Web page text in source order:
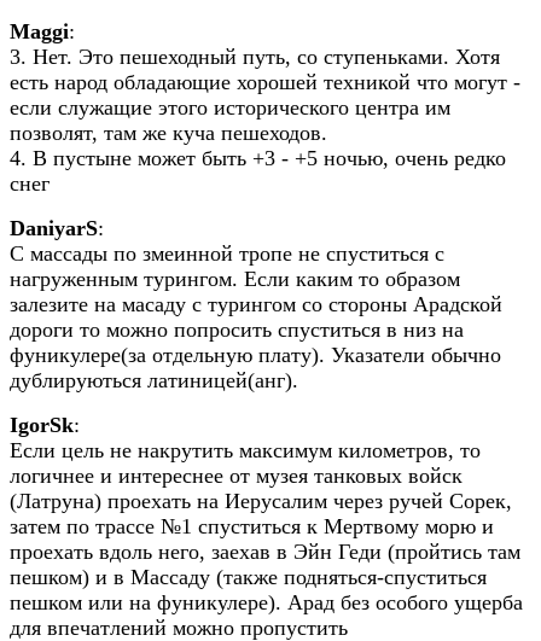
Maggi:
3. Нет. Это пешеходный путь, со ступеньками. Хотя
есть народ обладающие хорошей техникой что могут -
если служащие этого исторического центра им
позволят, там же куча пешеходов.
4. В пустыне может быть +3 - +5 ночью, очень редко
снег
DaniyarS:
С массады по змеинной тропе не спуститься с
нагруженным турингом. Если каким то образом
залезите на масаду с турингом со стороны Арадской
дороги то можно попросить спуститься в низ на
фуникулере(за отдельную плату). Указатели обычно
дублируються латиницей(анг).
IgorSk:
Если цель не накрутить максимум километров, то
логичнее и интереснее от музея танковых войск
(Латруна) проехать на Иерусалим через ручей Сорек,
затем по трассе №1 спуститься к Мертвому морю и
проехать вдоль него, заехав в Эйн Геди (пройтись там
пешком) и в Массаду (также подняться-спуститься
пешком или на фуникулере). Арад без особого ущерба
для впечатлений можно пропустить